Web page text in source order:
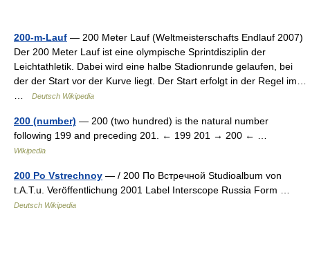
200-m-Lauf — 200 Meter Lauf (Weltmeisterschafts Endlauf 2007)
Der 200 Meter Lauf ist eine olympische Sprintdisziplin der
Leichtathletik. Dabei wird eine halbe Stadionrunde gelaufen, bei
der der Start vor der Kurve liegt. Der Start erfolgt in der Regel im…
Deutsch Wikipedia
200 (number) — 200 (two hundred) is the natural number
following 199 and preceding 201. ← 199 201 → 200 ← …
Wikipedia
200 Po Vstrechnoy — / 200 По Встречной Studioalbum von
t.A.T.u. Veröffentlichung 2001 Label Interscope Russia Form …
Deutsch Wikipedia